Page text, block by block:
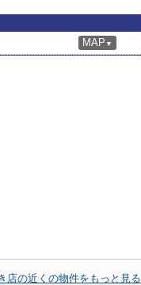
MAP ▼
店の近くの物件をもっと見る